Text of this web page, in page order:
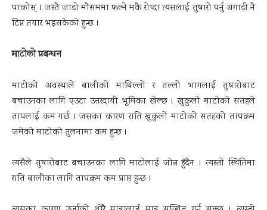
पाकोस् । जस्तै जाडो मौसममा फल्ने मकै रोप्दा त्यसलाई तुषारो पर्नु अगाडी नै
टिप्न तयार भइसकेको हुन्छ ।
माटोको प्रबन्धन
माटोको अवस्थाले बालीको माथिल्लो र तल्लो भागलाई तुषारोबाट
बचाउनका लागि एउटा उत्तरदायी भूमिका खेल्छ । खुकुलो माटोको सतहले
तापलाई कम गर्छ । जसका कारण राति खुकुलो माटोको सतहको तापक्रम
जमेको माटोको तुलनामा कम हुन्छ ।
त्यसैले तुषारोबाट बचाउनका लागि माटोलाई जोत्न हुँदैन । त्यस्तो स्थितिमा
राति बालीका लागि तापक्रम कम प्राप्त हुन्छ ।